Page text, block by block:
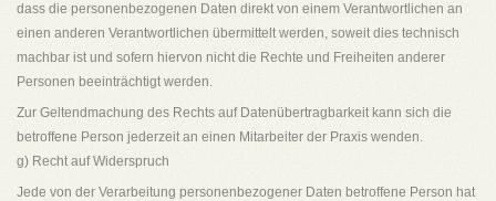
dass die personenbezogenen Daten direkt von einem Verantwortlichen an
einen anderen Verantwortlichen übermittelt werden, soweit dies technisch
machbar ist und sofern hiervon nicht die Rechte und Freiheiten anderer
Personen beeinträchtigt werden.
Zur Geltendmachung des Rechts auf Datenübertragbarkeit kann sich die
betroffene Person jederzeit an einen Mitarbeiter der Praxis wenden.
g) Recht auf Widerspruch
Jede von der Verarbeitung personenbezogener Daten betroffene Person hat